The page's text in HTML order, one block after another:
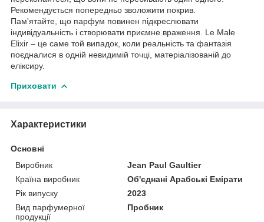
Рекомендується попередньо зволожити покрив.
Пам'ятайте, що парфум повинен підкреслювати
індивідуальність і створювати приємне враження. Le Male
Elixir – це саме той випадок, коли реальність та фантазія
поєдналися в одній невидимій точці, матеріалізованій до
еліксиру.
Приховати
Характеристики
Основні
Виробник
Jean Paul Gaultier
Країна виробник
Об'єднані Арабські Емірати
Рік випуску
2023
Вид парфумерної
продукції
Пробник